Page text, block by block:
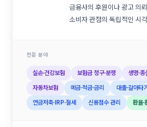
금융사의 후원이나 광고 의
소비자 관점의 독립적인 시
전문 분야
실손·건강보험 보험금 청구·분쟁 생명·종
자동차보험 예금·적금·금리 대출·갈아타기
연금저축·IRP·절세 신용점수 관리 환율·